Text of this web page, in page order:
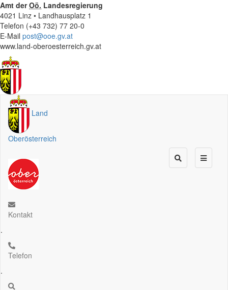
Amt derOö. Landesregierung
4021 Linz • Landhausplatz 1
Telefon (+43 732) 77 20-0
E-Mail post@ooe.gv.at
www.land-oberoesterreich.gv.at
Land
Oberösterreich
Kontakt
.
Telefon
.